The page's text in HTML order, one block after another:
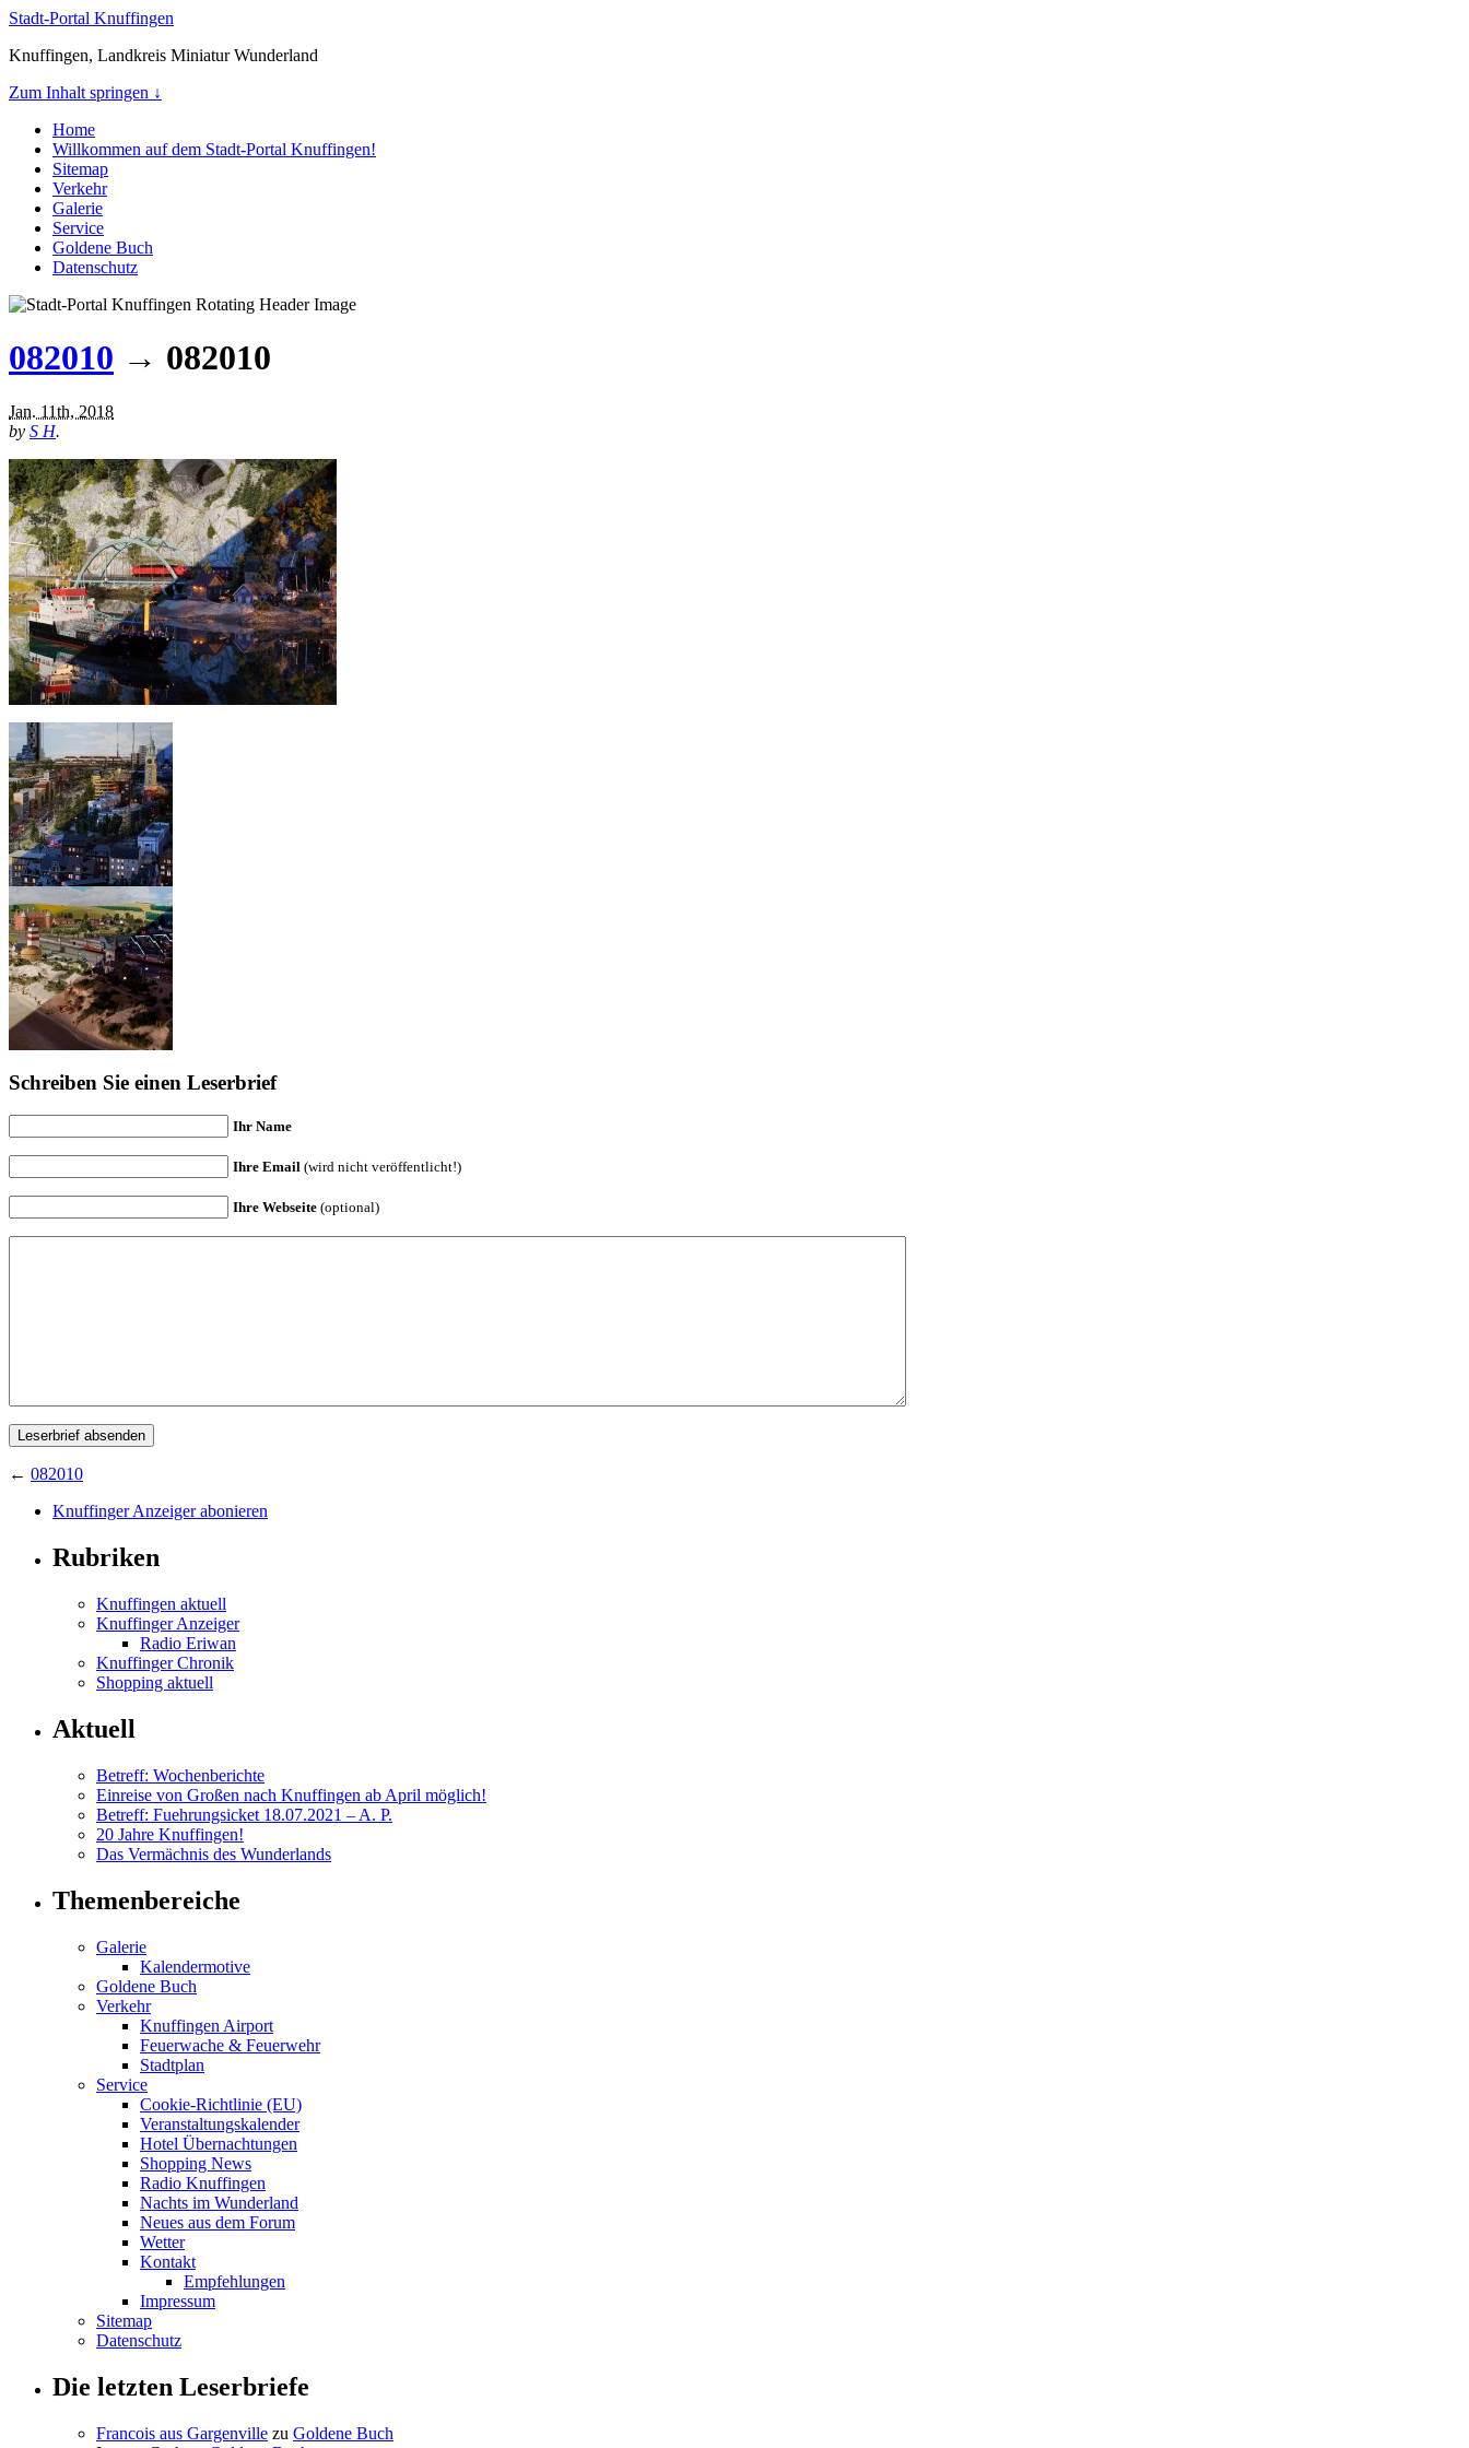
Stadt-Portal Knuffingen
Knuffingen, Landkreis Miniatur Wunderland
Zum Inhalt springen ↓
Home
Willkommen auf dem Stadt-Portal Knuffingen!
Sitemap
Verkehr
Galerie
Service
Goldene Buch
Datenschutz
082010 → 082010
Jan. 11th, 2018
by S H.
Schreiben Sie einen Leserbrief
Ihr Name
Ihre Email (wird nicht veröffentlicht!)
Ihre Webseite (optional)
← 082010
Knuffinger Anzeiger abonieren
Rubriken
Knuffingen aktuell
Knuffinger Anzeiger
Radio Eriwan
Knuffinger Chronik
Shopping aktuell
Aktuell
Betreff: Wochenberichte
Einreise von Großen nach Knuffingen ab April möglich!
Betreff: Fuehrungsicket 18.07.2021 – A. P.
20 Jahre Knuffingen!
Das Vermächnis des Wunderlands
Themenbereiche
Galerie
Kalendermotive
Goldene Buch
Verkehr
Knuffingen Airport
Feuerwache & Feuerwehr
Stadtplan
Service
Cookie-Richtlinie (EU)
Veranstaltungskalender
Hotel Übernachtungen
Shopping News
Radio Knuffingen
Nachts im Wunderland
Neues aus dem Forum
Wetter
Kontakt
Empfehlungen
Impressum
Sitemap
Datenschutz
Die letzten Leserbriefe
Francois aus Gargenville zu Goldene Buch